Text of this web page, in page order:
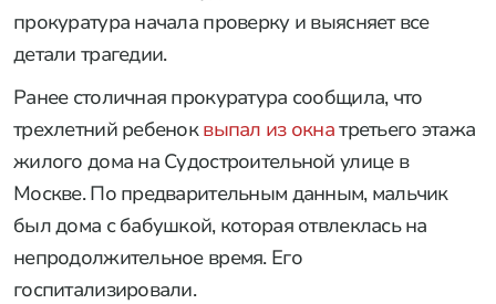
прокуратура начала проверку и выясняет все
детали трагедии.
Ранее столичная прокуратура сообщила, что
трехлетний ребеноквыпал из окнатретьего этажа
жилого дома на Судостроительной улице в
Москве. По предварительным данным, мальчик
был дома с бабушкой, которая отвлеклась на
непродолжительное время. Его
госпитализировали.